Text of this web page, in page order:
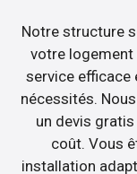
Notre structure
votre
service efficace
nécessités.
un devis
coût. Vous
installation